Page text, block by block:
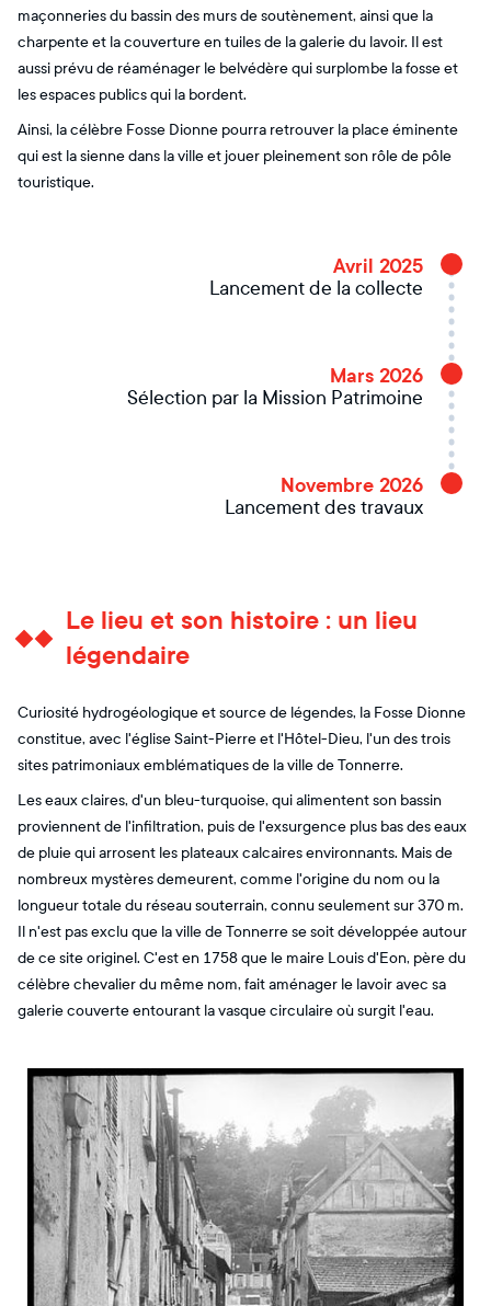
maçonneries du bassin des murs de soutènement, ainsi que la
charpente et la couverture en tuiles de la galerie du lavoir. Il est
aussi prévu de réaménager le belvédère qui surplombe la fosse et
les espaces publics qui la bordent.
Ainsi, la célèbre Fosse Dionne pourra retrouver la place éminente
qui est la sienne dans la ville et jouer pleinement son rôle de pôle
touristique.
Avril 2025
Lancement de la collecte
Mars 2026
Sélection par la Mission Patrimoine
Novembre 2026
Lancement des travaux
Le lieu et son histoire : un lieu
légendaire
Curiosité hydrogéologique et source de légendes, la Fosse Dionne
constitue, avec l'église Saint-Pierre et l'Hôtel-Dieu, l'un des trois
sites patrimoniaux emblématiques de la ville de Tonnerre.
Les eaux claires, d'un bleu-turquoise, qui alimentent son bassin
proviennent de l'infiltration, puis de l'exsurgence plus bas des eaux
de pluie qui arrosent les plateaux calcaires environnants. Mais de
nombreux mystères demeurent, comme l'origine du nom ou la
longueur totale du réseau souterrain, connu seulement sur 370 m.
Il n'est pas exclu que la ville de Tonnerre se soit développée autour
de ce site originel. C'est en 1758 que le maire Louis d'Eon, père du
célèbre chevalier du même nom, fait aménager le lavoir avec sa
galerie couverte entourant la vasque circulaire où surgit l'eau.